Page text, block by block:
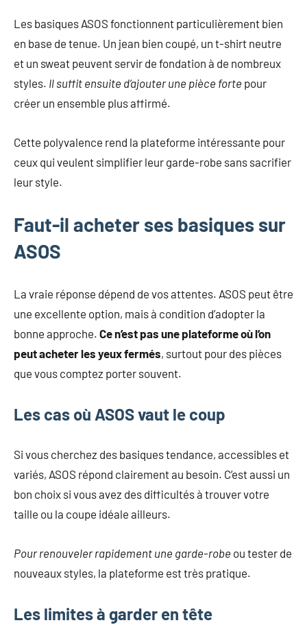
Les basiques ASOS fonctionnent particulièrement bien
en base de tenue. Un jean bien coupé, un t-shirt neutre
et un sweat peuvent servir de fondation à de nombreux
styles. Il suffit ensuite d’ajouter une pièce forte pour
créer un ensemble plus affirmé.
Cette polyvalence rend la plateforme intéressante pour
ceux qui veulent simplifier leur garde-robe sans sacrifier
leur style.
Faut-il acheter ses basiques sur
ASOS
La vraie réponse dépend de vos attentes. ASOS peut être
une excellente option, mais à condition d’adopter la
bonne approche. Ce n’est pas une plateforme où l’on
peut acheter les yeux fermés, surtout pour des pièces
que vous comptez porter souvent.
Les cas où ASOS vaut le coup
Si vous cherchez des basiques tendance, accessibles et
variés, ASOS répond clairement au besoin. C’est aussi un
bon choix si vous avez des difficultés à trouver votre
taille ou la coupe idéale ailleurs.
Pour renouveler rapidement une garde-robe ou tester de
nouveaux styles, la plateforme est très pratique.
Les limites à garder en tête